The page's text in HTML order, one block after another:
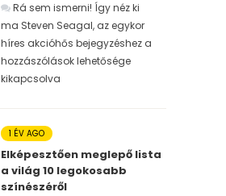
Rá sem ismerni! Így néz ki
ma Steven Seagal, az egykor
híres akcióhős bejegyzéshez a
hozzászólások lehetősége
kikapcsolva
1 ÉV AGO
Elképesztően meglepő lista
a világ 10 legokosabb
színészéről